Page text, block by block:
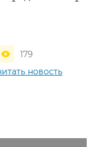
179
новость